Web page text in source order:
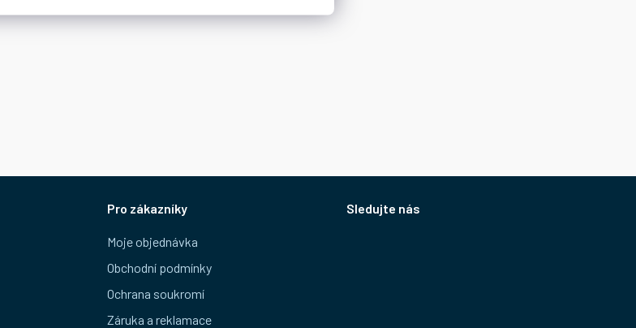
Pro zákazníky
Moje objednávka
Obchodní podmínky
Ochrana soukromí
Záruka a reklamace
Sledujte nás